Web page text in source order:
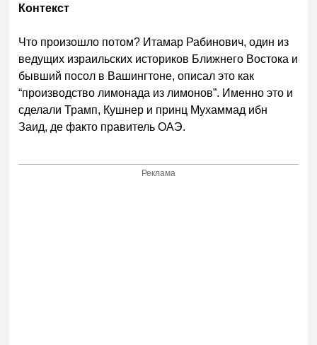
Контекст
Что произошло потом? Итамар Рабинович, один из
ведущих израильских историков Ближнего Востока и
бывший посол в Вашингтоне, описал это как
“производство лимонада из лимонов”. Именно это и
сделали Трамп, Кушнер и принц Мухаммад ибн
Заид, де факто правитель ОАЭ.
Реклама